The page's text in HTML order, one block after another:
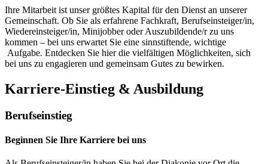
Ihre Mitarbeit ist unser größtes Kapital für den Dienst an unserer
Gemeinschaft. Ob Sie als erfahrene Fachkraft, Berufseinsteiger/in,
Wiedereinsteiger/in, Minijobber oder Auszubildende/r zu uns
kommen – bei uns erwartet Sie eine sinnstiftende, wichtige
Aufgabe. Entdecken Sie hier die vielfältigen Möglichkeiten, sich
bei uns zu engagieren und gemeinsam Gutes zu bewirken.
Karriere-Einstieg & Ausbildung
Berufseinstieg
Beginnen Sie Ihre Karriere bei uns